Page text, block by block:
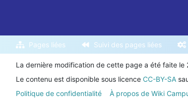
Pages liées Suivi des pages liées
La dernière modification de cette page a été faite le
Le contenu est disponible sous licence CC-BY-SA
Politique de confidentialité
À propos de Wiki